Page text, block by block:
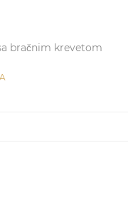
bračnim krevetom